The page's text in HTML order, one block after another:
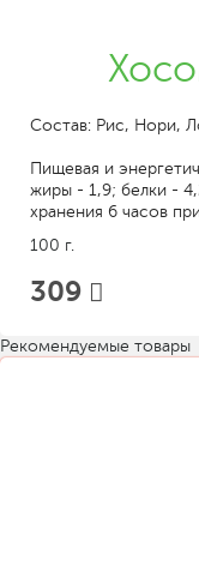
Состав: Рис, Нори,
Пищевая и
жиры - 1,9; белки -
хранения 6 часов
100 г.
309
Рекомендуемые товары